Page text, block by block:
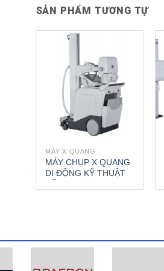
SẢN PHẨM TƯƠNG TỰ
MÁY X QUANG
MÁY CHỤP X QUANG
DI ĐỘNG KỸ THUẬT
SỐ PROSLIDE 40 B